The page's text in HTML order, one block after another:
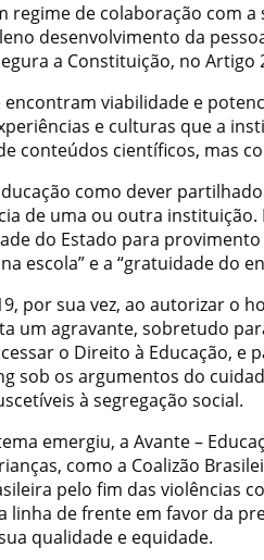
regime de colaboração com
desenvolvimento da
a Constituição, no Artigo
encontram viabilidade e
e culturas que a
conteúdos científicos, mas
como dever
de uma ou outra instituição.
do Estado para
escola” e a “gratuidade do
por sua vez, ao autorizar o
um agravante, sobretudo
o Direito à Educação, e
sob os argumentos do
à segregação social.
emergiu, a Avante –
como a Coalizão
pelo fim das violências
linha de frente em favor da
qualidade e equidade.